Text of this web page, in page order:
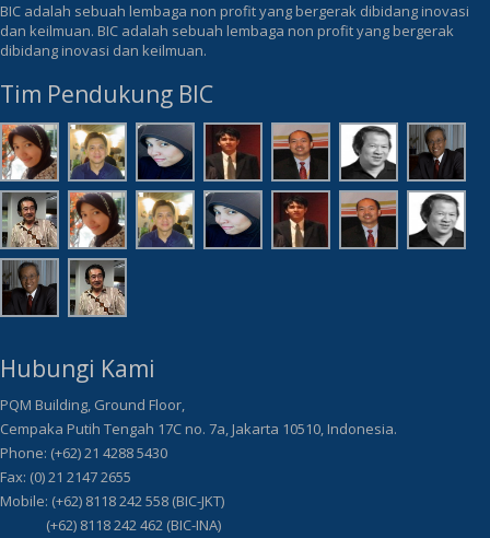
BIC adalah sebuah lembaga non profit yang bergerak dibidang inovasi
dan keilmuan. BIC adalah sebuah lembaga non profit yang bergerak
dibidang inovasi dan keilmuan.
Tim Pendukung BIC
Hubungi Kami
PQM Building, Ground Floor,
Cempaka Putih Tengah 17C no. 7a, Jakarta 10510, Indonesia.
Phone: (+62) 21 4288 5430
Fax: (0) 21 2147 2655
Mobile: (+62) 8118 242 558 (BIC-JKT)
(+62) 8118 242 462 (BIC-INA)